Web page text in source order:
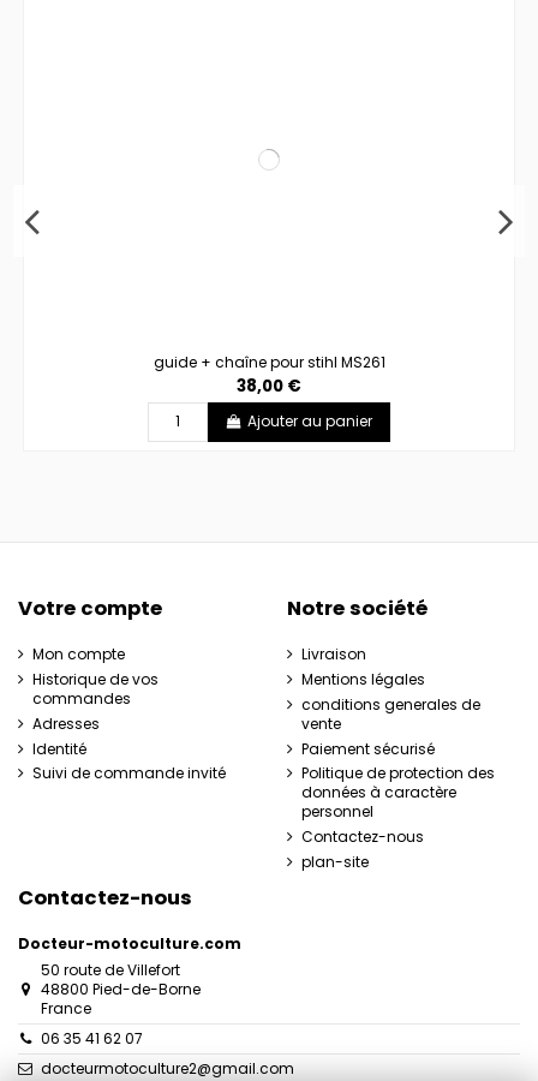
guide + chaîne pour stihl MS261
38,00 €
Ajouter au panier
Votre compte
Mon compte
Historique de vos
commandes
Adresses
Identité
Suivi de commande invité
Notre société
Livraison
Mentions légales
conditions generales de
vente
Paiement sécurisé
Politique de protection des
données à caractère
personnel
Contactez-nous
plan-site
Contactez-nous
Docteur-motoculture.com
50 route de Villefort
48800 Pied-de-Borne
France
06 35 41 62 07
docteurmotoculture2@gmail.com